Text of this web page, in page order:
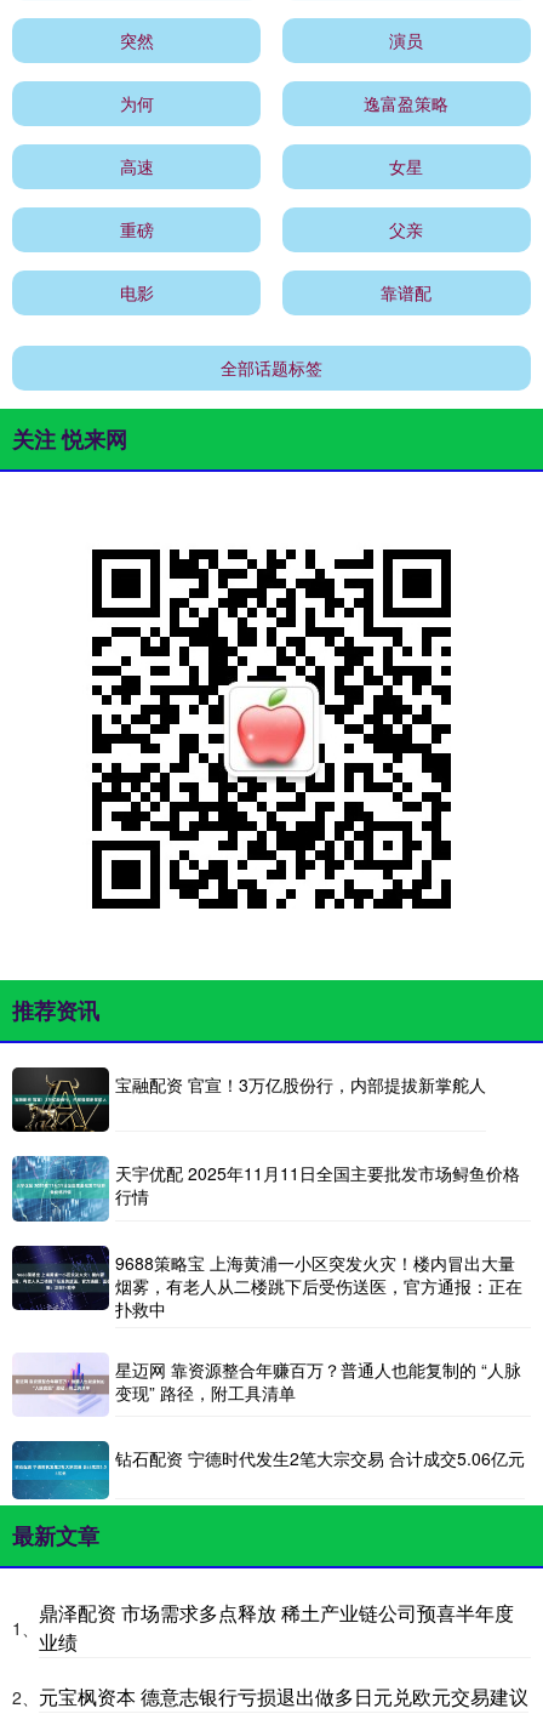
突然 演员
为何 逸富盈策略
高速 女星
重磅 父亲
电影 靠谱配
全部话题标签
关注 悦来网
推荐资讯
宝融配资 官宣！3万亿股份行，内部提拔新掌舵人
天宇优配 2025年11月11日全国主要批发市场鲟鱼价格
行情
9688策略宝 上海黄浦一小区突发火灾！楼内冒出大量
烟雾，有老人从二楼跳下后受伤送医，官方通报：正在
扑救中
星迈网 靠资源整合年赚百万？普通人也能复制的 “人脉
变现” 路径，附工具清单
钻石配资 宁德时代发生2笔大宗交易 合计成交5.06亿元
最新文章
1、
鼎泽配资 市场需求多点释放 稀土产业链公司预喜半年度
业绩
2、 元宝枫资本 德意志银行亏损退出做多日元兑欧元交易建议